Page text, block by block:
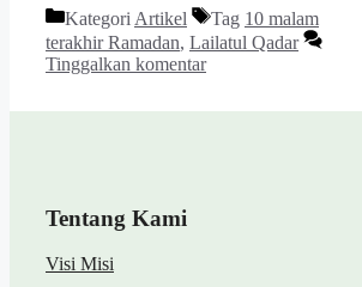
Kategori Artikel Tag 10 malam
terakhir Ramadan, Lailatul Qadar
Tinggalkan komentar
Tentang Kami
Visi Misi